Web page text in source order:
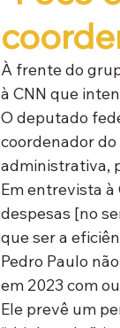
À frente do
à CNN que
O deputado
coordenador
administrativa,
Em entrevista à
despesas [no
que ser a
Pedro Paulo
em 2023 com
Ele prevê um